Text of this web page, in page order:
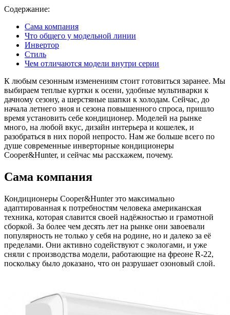
Содержание:
Сама компания
Что общего у модельной линии
Инвертор
Стиль
Чем отличаются модели внутри серии
К любым сезонным изменениям стоит готовиться заранее. Мы
выбираем теплые куртки к осени, удобные мультиварки к
дачному сезону, а шерстяные шапки к холодам. Сейчас, до
начала летнего зноя и сезона повышенного спроса, пришло
время установить себе кондиционер. Моделей на рынке
много, на любой вкус, дизайн интерьера и кошелек, и
разобраться в них порой непросто. Нам же больше всего по
душе современные инверторные кондиционеры
Cooper&Hunter, и сейчас мы расскажем, почему.
Сама компания
Кондиционеры Cooper&Hunter это максимально
адаптированная к потребностям человека американская
техника, которая славится своей надёжностью и грамотной
сборкой. За более чем десять лет на рынке они завоевали
популярность не только у себя на родине, но и далеко за её
пределами. Они активно содействуют с экологами, и уже
сняли с производства модели, работающие на фреоне R-22,
поскольку было доказано, что он разрушает озоновый слой.